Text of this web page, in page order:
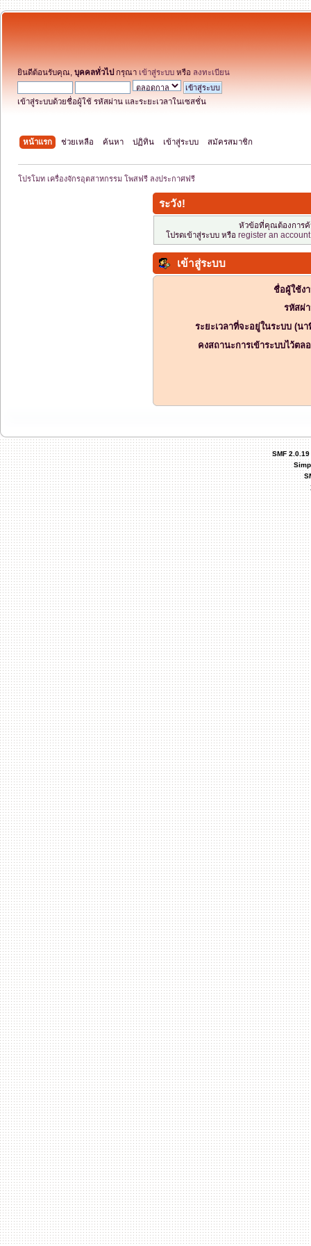
ยินดีต้อนรับคุณ, บุคคลทั่วไป กรุณา เข้าสู่ระบบ หรือ ลงทะเบียน
เข้าสู่ระบบด้วยชื่อผู้ใช้ รหัสผ่าน และระยะเวลาในเซสชั่น
หน้าแรก ช่วยเหลือ ค้นหา ปฏิทิน เข้าสู่ระบบ สมัครสมาชิก
โปรโมท เครื่องจักรอุตสาหกรรม โพสฟรี ลงประกาศฟรี
ระวัง!
หัวข้อที่คุณต้องการ
โปรดเข้าสู่ระบบ หรือ register an account
เข้าสู่ระบบ
ชื่อผู้ใช้ง
รหัสผ่
ระยะเวลาที่จะอยู่ในระบบ (นา
คงสถานะการเข้าระบบไว้ตล
SMF 2.0.19